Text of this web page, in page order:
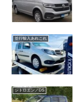
並行輸入あれこれ
シトロエン／DS